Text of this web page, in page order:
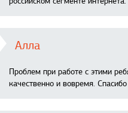
Алла
Проблем при работе с этими
качественно и вовремя. Спасибо